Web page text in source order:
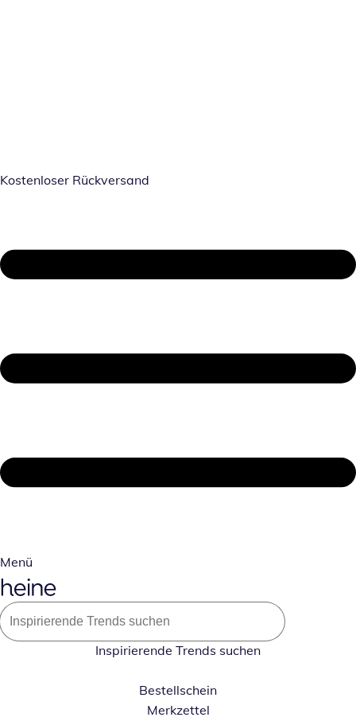
Kostenloser Rückversand
Menü
Inspirierende Trends suchen
Bestellschein
Merkzettel